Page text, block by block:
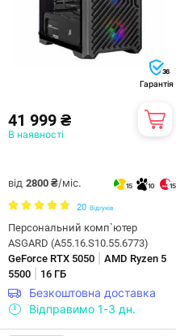
36
Гарантія
41 999 ₴
В наявності
від 2800 ₴/міс. 15 10 15
20 Відгуків
Персональний комп`ютер
ASGARD (A55.16.S10.55.6773)
GeForce RTX 5050
AMD Ryzen 5
5500
16 ГБ
Безкоштовна доставка
Відправимо 1-3 дн.